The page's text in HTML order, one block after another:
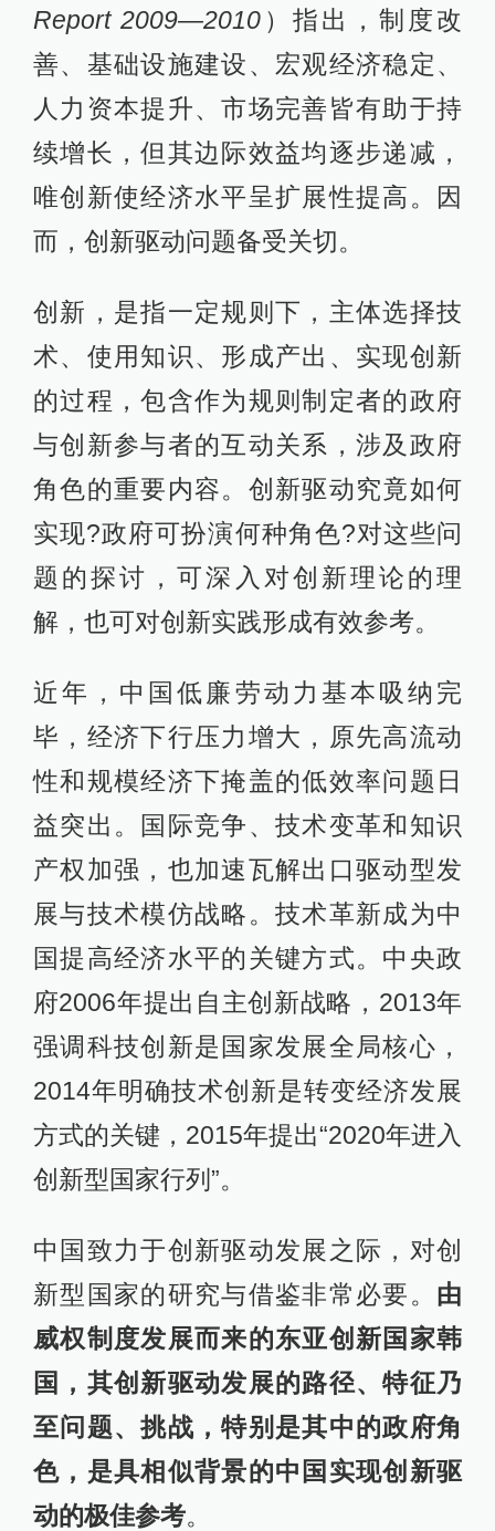
Report 2009—2010）指出，制度改
善、基础设施建设、宏观经济稳定、
人力资本提升、市场完善皆有助于持
续增长，但其边际效益均逐步递减，
唯创新使经济水平呈扩展性提高。因
而，创新驱动问题备受关切。
创新，是指一定规则下，主体选择技
术、使用知识、形成产出、实现创新
的过程，包含作为规则制定者的政府
与创新参与者的互动关系，涉及政府
角色的重要内容。创新驱动究竟如何
实现?政府可扮演何种角色?对这些问
题的探讨，可深入对创新理论的理
解，也可对创新实践形成有效参考。
近年，中国低廉劳动力基本吸纳完
毕，经济下行压力增大，原先高流动
性和规模经济下掩盖的低效率问题日
益突出。国际竞争、技术变革和知识
产权加强，也加速瓦解出口驱动型发
展与技术模仿战略。技术革新成为中
国提高经济水平的关键方式。中央政
府2006年提出自主创新战略，2013年
强调科技创新是国家发展全局核心，
2014年明确技术创新是转变经济发展
方式的关键，2015年提出“2020年进入
创新型国家行列”。
中国致力于创新驱动发展之际，对创
新型国家的研究与借鉴非常必要。 由
威权制度发展而来的东亚创新国家韩
国，其创新驱动发展的路径、特征乃
至问题、挑战，特别是其中的政府角
色，是具相似背景的中国实现创新驱
动的极佳参考。